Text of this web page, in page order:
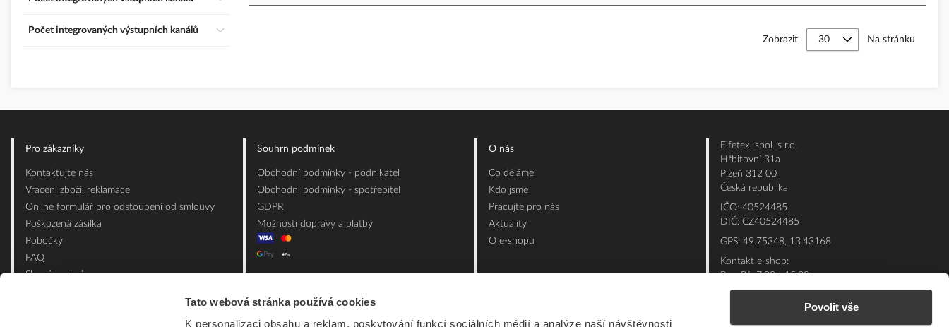
Tato webová stránka používá cookies
K personalizaci obsahu a reklam, poskytování funkcí sociálních médií a analýze naší návštěvnosti
Povolit vše
Zobrazit Na stránku
Počet integrovaných výstupních kanálů
Pro zákazníky
Kontaktujte nás
Vrácení zboží, reklamace
Online formulář pro odstoupení od smlouvy
Poškozená zásilka
Pobočky
FAQ
Slovník pojmů
Souhrn podmínek
Obchodní podmínky - podnikatel
Obchodní podmínky - spotřebitel
GDPR
Možnosti dopravy a platby
O nás
Co děláme
Kdo jsme
Pracujte pro nás
Aktuality
O e-shopu
Elfetex, spol. s r.o.
Hřbitovní 31a
Plzeň 312 00
Česká republika
IČO: 40524485
DIČ: CZ40524485
GPS: 49.75348, 13.43168
Kontakt e-shop:
Po - Pá: 7:00 - 15:30